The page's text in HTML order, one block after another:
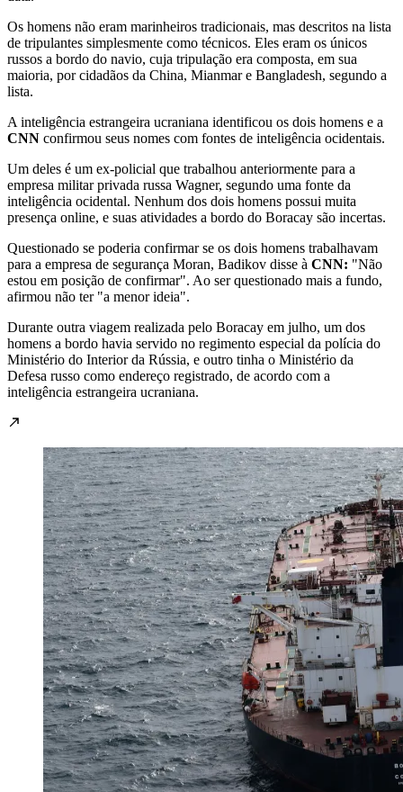
Os homens não eram marinheiros tradicionais, mas descritos na lista
de tripulantes simplesmente como técnicos. Eles eram os únicos
russos a bordo do navio, cuja tripulação era composta, em sua
maioria, por cidadãos da China, Mianmar e Bangladesh, segundo a
lista.
A inteligência estrangeira ucraniana identificou os dois homens e a
CNN confirmou seus nomes com fontes de inteligência ocidentais.
Um deles é um ex-policial que trabalhou anteriormente para a
empresa militar privada russa Wagner, segundo uma fonte da
inteligência ocidental. Nenhum dos dois homens possui muita
presença online, e suas atividades a bordo do Boracay são incertas.
Questionado se poderia confirmar se os dois homens trabalhavam
para a empresa de segurança Moran, Badikov disse à CNN: "Não
estou em posição de confirmar". Ao ser questionado mais a fundo,
afirmou não ter "a menor ideia".
Durante outra viagem realizada pelo Boracay em julho, um dos
homens a bordo havia servido no regimento especial da polícia do
Ministério do Interior da Rússia, e outro tinha o Ministério da
Defesa russo como endereço registrado, de acordo com a
inteligência estrangeira ucraniana.